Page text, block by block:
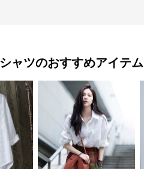
シャツのおすすめアイテム